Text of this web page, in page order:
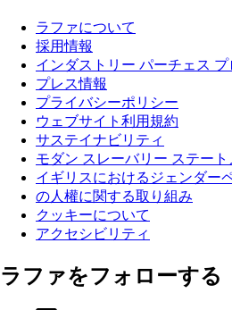
ラファについて
採用情報
インダストリー パーチェス プ
プレス情報
プライバシーポリシー
ウェブサイト利用規約
サステイナビリティ
モダン スレーバリー ステート
イギリスにおけるジェンダー
の人權に関する取り組み
クッキーについて
アクセシビリティ
ラファをフォローする